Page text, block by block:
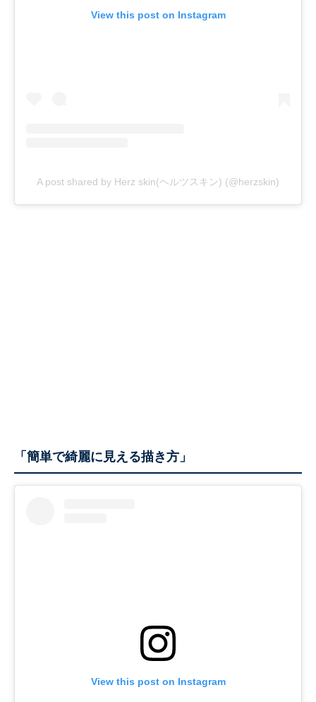
View this post on Instagram
A post shared by Herz skin(ヘルツスキン) (@herzskin)
「簡単で綺麗に見える描き方」
View this post on Instagram